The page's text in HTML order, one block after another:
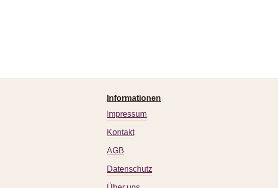
Informationen
Impressum
Kontakt
AGB
Datenschutz